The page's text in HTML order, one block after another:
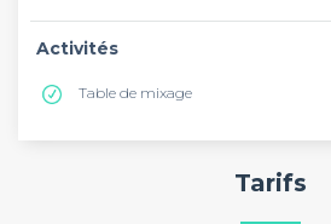
Activités
Table de mixage
Tarifs